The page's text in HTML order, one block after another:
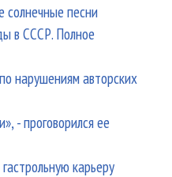
солнечные песни
в СССР. Полное
нарушениям авторских
- проговорился ее
карьеру